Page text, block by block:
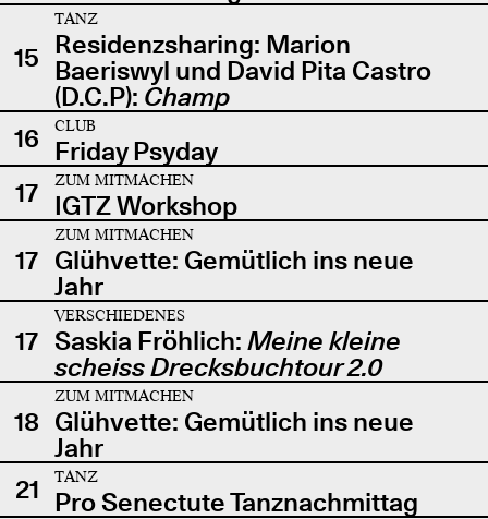
15
TANZ
Residenzsharing: Marion
Baeriswyl und David Pita Castro
(D.C.P): Champ
16
CLUB
Friday Psyday
17
ZUM MITMACHEN
IGTZ Workshop
17
ZUM MITMACHEN
Glühvette: Gemütlich ins neue
Jahr
17
VERSCHIEDENES
Saskia Fröhlich: Meine kleine
scheiss Drecksbuchtour 2.0
18
ZUM MITMACHEN
Glühvette: Gemütlich ins neue
Jahr
21
TANZ
Pro Senectute Tanznachmittag